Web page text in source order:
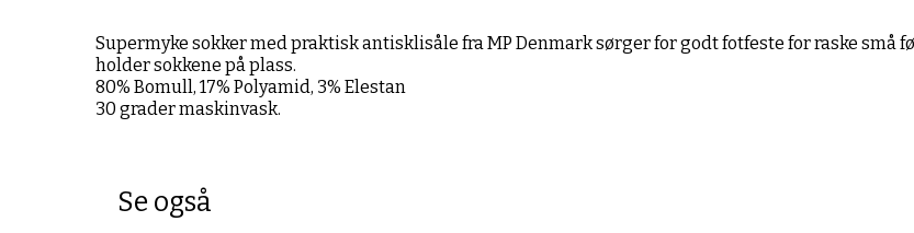
Supermyke sokker med praktisk antisklisåle fra MP Denmark sørger for godt fotfeste for raske små
holder sokkene på plass.
80% Bomull, 17% Polyamid, 3% Elestan
30 grader maskinvask.
Se også